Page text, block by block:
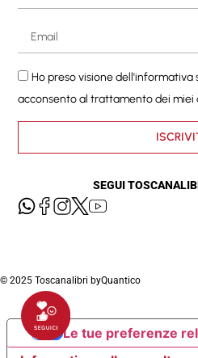
Ho preso visione dell'informativa
acconsento al trattamento dei miei
SEGUI
© 2025 Toscanalibri byQuantico
Le tue preferenze